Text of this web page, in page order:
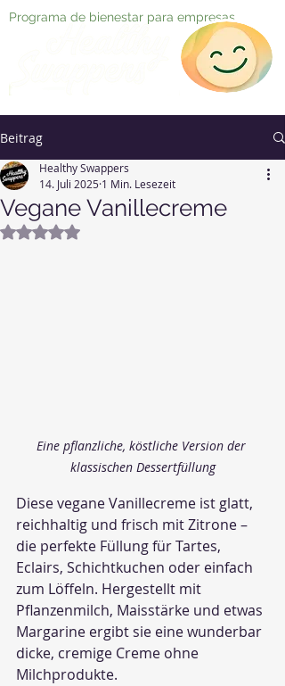
Programa de bienestar para empresas
Beitrag
Vegane Vanillecreme
Healthy Swappers
14. Juli 2025 1 Min. Lesezeit
Mit NaN von 5 Sternen bewertet.
Eine pflanzliche, köstliche Version der
klassischen Dessertfüllung
Diese vegane Vanillecreme ist glatt,
reichhaltig und frisch mit Zitrone –
die perfekte Füllung für Tartes,
Eclairs, Schichtkuchen oder einfach
zum Löffeln. Hergestellt mit
Pflanzenmilch, Maisstärke und etwas
Margarine ergibt sie eine wunderbar
dicke, cremige Creme ohne
Milchprodukte.